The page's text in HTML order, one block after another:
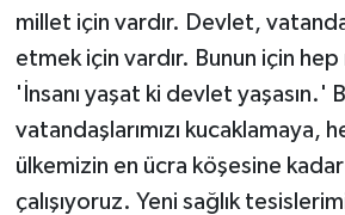
millet için vardır. Devlet,
etmek için vardır. Bunun için
'İnsanı yaşat ki devlet yaşasın.'
vatandaşlarımızı kucaklamaya,
ülkemizin en ücra köşesine
çalışıyoruz. Yeni sağlık